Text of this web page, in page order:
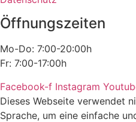
Öffnungszeiten
Mo-Do: 7:00-20:00h
Fr: 7:00-17:00h
Facebook-f Instagram
Dieses Webseite verwendet
Sprache, um eine einfache